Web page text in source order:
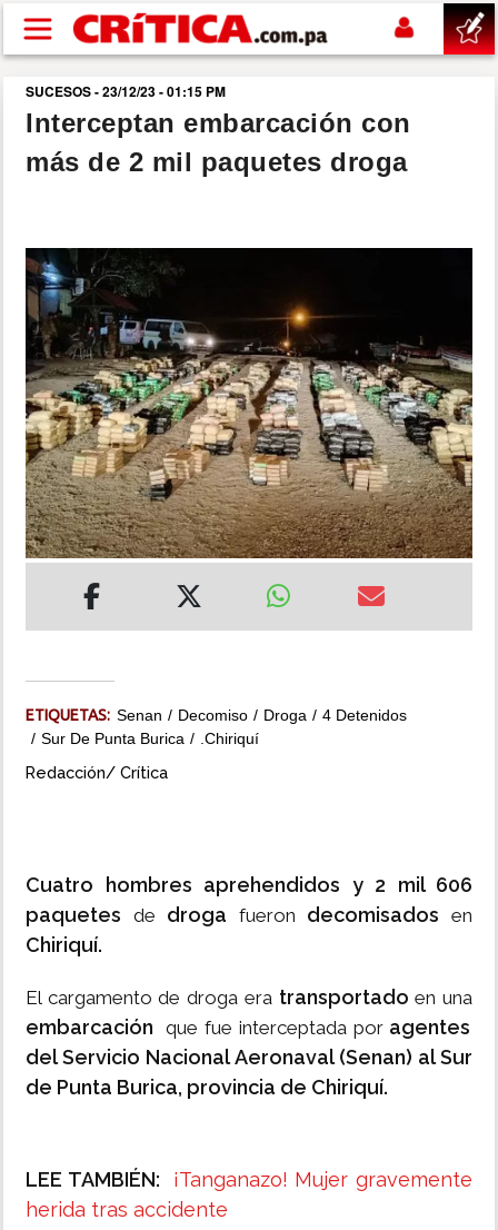
Pasar al contenido principal
buscar
SUCESOS
POLÍTICA
SHOW
DEPORTES
MUNDO
INSÓLITAS
MULTIMEDIA
SUCESOS - 23/12/23 - 01:15 PM
Interceptan embarcación con
más de 2 mil paquetes droga
ETIQUETAS: Senan Decomiso Droga
4 Detenidos
Sur De Punta Burica
.Chiriquí
Redacción/ Crítica
Cuatro hombres aprehendidos y 2 mil 606
paquetes de droga fueron decomisados en
Chiriquí.
El cargamento de droga eratransportado en una
embarcación que fue interceptada por agentes
del Servicio Nacional Aeronaval (Senan) al Sur
de Punta Burica, provincia de Chiriquí.
LEE TAMBIÉN:
¡Tanganazo! Mujer gravemente
herida tras accidente